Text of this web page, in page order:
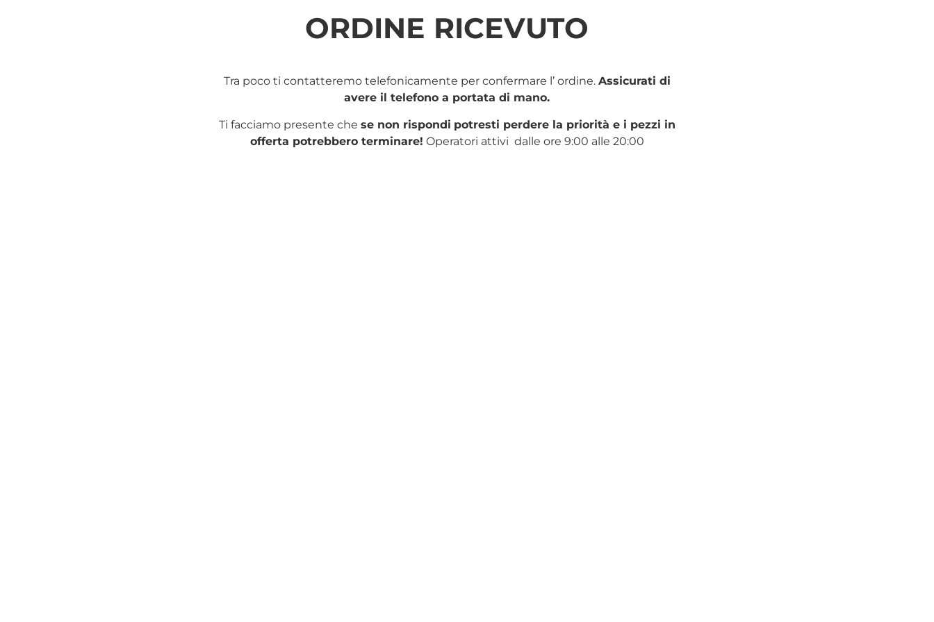
ORDINE RICEVUTO
Tra poco ti contatteremo telefonicamente per confermare l’ ordine. Assicurati di
avere il telefono a portata di mano.
Ti facciamo presente che se non rispondi potresti perdere la priorità e i pezzi in
offerta potrebbero terminare! Operatori attivi dalle ore 9:00 alle 20:00